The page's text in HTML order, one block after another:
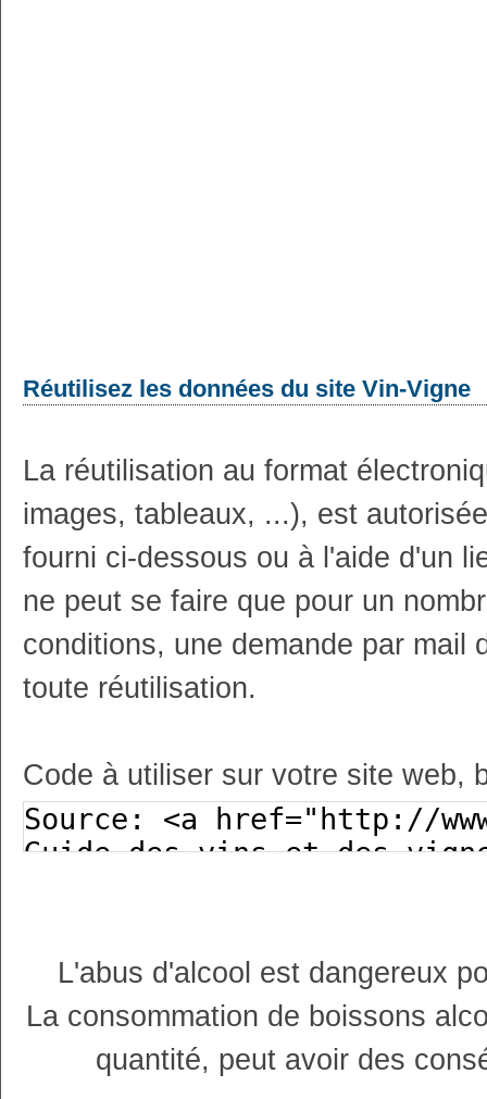
Réutilisez les données du site Vin-Vigne
La réutilisation au format
images, tableaux, ...), est
fourni ci-dessous ou à l'aide d'un
ne peut se faire que pour un
conditions, une demande par mail
toute réutilisation.
Code à utiliser sur votre site web,
L'abus d'alcool est dangereux
La consommation de boissons
quantité, peut avoir des